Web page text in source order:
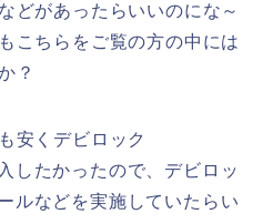
どがあったらいいのにな～
こちらをご覧の方の中には
？
安くデビロック
したかったので、デビロッ
ルなどを実施していたらい